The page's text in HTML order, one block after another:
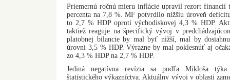
Priemernú ročnú mieru inflácie upravil rezort financií
percenta na 7,8 %. MF potvrdilo nižšiu úroveň
to 2,7 % HDP oproti východiskovej 4,3 % HDP.
taktiež reaguje na špecifický vývoj v
platobnej bilancie by mal byť nižší, mal by
úrovni 3,5 % HDP. Výrazne by mal poklesnúť aj
zo 4,3 % HDP na 2,7 % HDP.
Jediná negatívna revízia sa podľa Mikloša týka
štatistického výkazníctva. Aktuálny vývoj v oblasti